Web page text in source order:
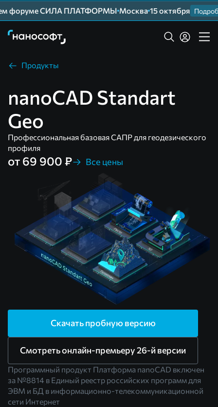
форуме СИЛА ПЛАТФОРМЫ Москва 15 октября
Продукты
nanoCAD Standart
Geo
Профессиональная базовая САПР для геодезического
профиля
от 69 900 ₽ Все цены
Скачать пробную версию
Смотреть онлайн-премьеру 26-й версии
Программный продукт Платформа nanoCAD включен
за №8814 в Единый реестр российских программ для
ЭВМ и БД в информационно-телекоммуникационной
сети Интернет